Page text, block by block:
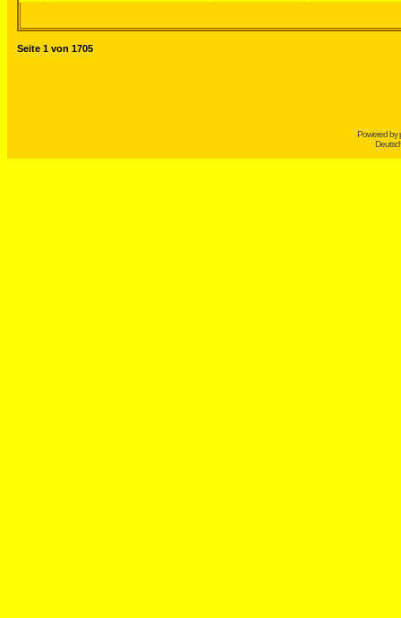
Seite 1 von 1705
Powered by